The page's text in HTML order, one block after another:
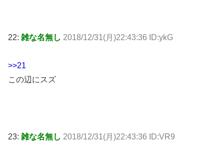
22: 雑な名無し 2018/12/31(月)22:43:36 ID:ykG
>>21
この辺にスズ
23: 雑な名無し 2018/12/31(月)22:43:36 ID:VR9